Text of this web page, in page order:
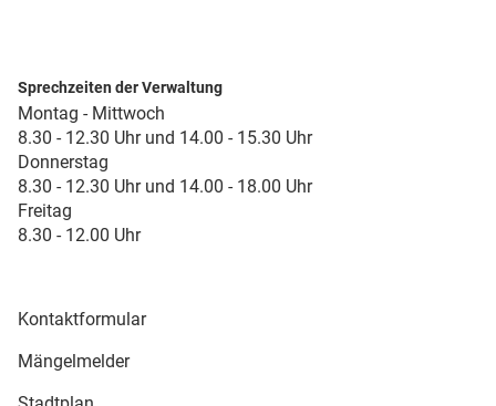
Sprechzeiten der Verwaltung
Montag - Mittwoch
8.30 - 12.30 Uhr und 14.00 - 15.30 Uhr
Donnerstag
8.30 - 12.30 Uhr und 14.00 - 18.00 Uhr
Freitag
8.30 - 12.00 Uhr
Kontaktformular
Mängelmelder